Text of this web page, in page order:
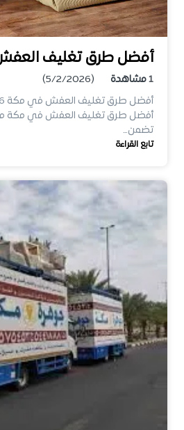
أفضل طرق تغليف
1مشاهدة
(5/2/2026)
أفضل طرق تغليف العفش في مكة
تضمن…
تابع القراءة